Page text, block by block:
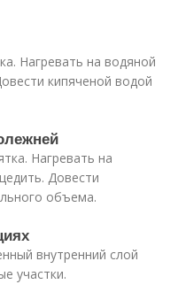
Нагревать на водяной
кипяченой водой
Нагревать на
Довести
объема.
внутренний слой
участки.